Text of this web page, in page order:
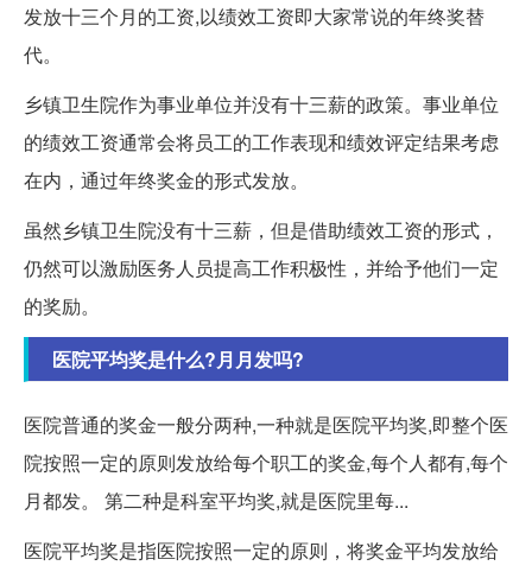
发放十三个月的工资,以绩效工资即大家常说的年终奖替
代。
乡镇卫生院作为事业单位并没有十三薪的政策。事业单位
的绩效工资通常会将员工的工作表现和绩效评定结果考虑
在内，通过年终奖金的形式发放。
虽然乡镇卫生院没有十三薪，但是借助绩效工资的形式，
仍然可以激励医务人员提高工作积极性，并给予他们一定
的奖励。
医院平均奖是什么?月月发吗?
医院普通的奖金一般分两种,一种就是医院平均奖,即整个医
院按照一定的原则发放给每个职工的奖金,每个人都有,每个
月都发。 第二种是科室平均奖,就是医院里每...
医院平均奖是指医院按照一定的原则，将奖金平均发放给